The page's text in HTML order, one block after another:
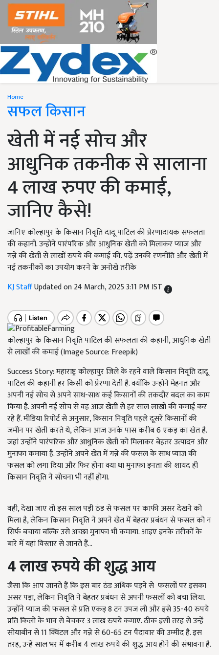
Home
सफल किसान
खेती में नई सोच और
आधुनिक तकनीक से सालाना
4 लाख रुपए की कमाई,
जानिए कैसे!
जानिए कोल्हापुर के किसान निवृति दादू पाटिल की प्रेरणादायक सफलता
की कहानी. उन्होंने पारंपरिक और आधुनिक खेती को मिलाकर प्याज और
गन्ने की खेती से लाखों रुपये की कमाई की. पढ़ें उनकी रणनीति और खेती में
नई तकनीकों का उपयोग करने के अनोखे तरीके
KJ StaffUpdated on 24 March, 2025 3:11 PM IST
कोल्हापुर के किसान निवृति पाटिल की सफलता की कहानी, आधुनिक खेती
से लाखों की कमाई (Image Source: Freepik)
Success Story: महाराष्ट्र कोल्हापुर जिले के रहने वाले किसान निवृति दादू
पाटिल की कहानी हर किसी को प्रेरणा देती है. क्योंकि उन्होंने मेहनत और
अपनी नई सोच से अपने साथ-साथ कई किसानों की तकदीर बदल का काम
किया है. अपनी नई सोच से वह आज खेती से हर साल लाखों की कमाई कर
रहे हैं. मीडिया रिपोर्ट से अनुसार, किसान निवृति पहले दूसरें किसानों की
जमीन पर खेती करते थे, लेकिन आज उनके पास करीब 6 एकड़ का खेत है.
जहां उन्होंने पारंपरिक और आधुनिक खेती को मिलाकर बेहतर उत्पादन और
मुनाफा कमाया है. उन्होंने अपने खेत में गन्ने की फसल के साथ प्याज की
फसल को लगा दिया और फिर होना क्या था मुनाफा इनता की शायद ही
किसान निवृति ने सोचना भी नहीं होगा.
वही, देखा जाए तो इस साल पड़ी ठंड से फसल पर काफी असर देखने को
मिला है, लेकिन किसान निवृति ने अपने खेत में बेहतर प्रबंधन से फसल को न
सिर्फ बचाया बल्कि उसे अच्छा मुनाफा भी कमाया. आइए इनके तरीकों के
बारे में यहां विस्तार से जानते हैं...
4 लाख रुपये की शुद्ध आय
जैसा कि आप जानते हैं कि इस बार ठंड अधिक पड़ने से फसलों पर इसका
असर पड़ा, लेकिन निवृति ने बेहतर प्रबंधन से अपनी फसलों को बचा लिया.
उन्होंने प्याज की फसल से प्रति एकड़ 8 टन उपज ली और इसे 35-40 रुपये
प्रति किलो के भाव से बेचकर 3 लाख रुपये कमाए. ठीक इसी तरह से उन्हें
सोयाबीन से 11 क्विंटल और गन्ने से 60-65 टन पैदावार की उम्मीद है. इस
तरह, उन्हें साल भर में करीब 4 लाख रुपये की शुद्ध आय होने की संभावना है.